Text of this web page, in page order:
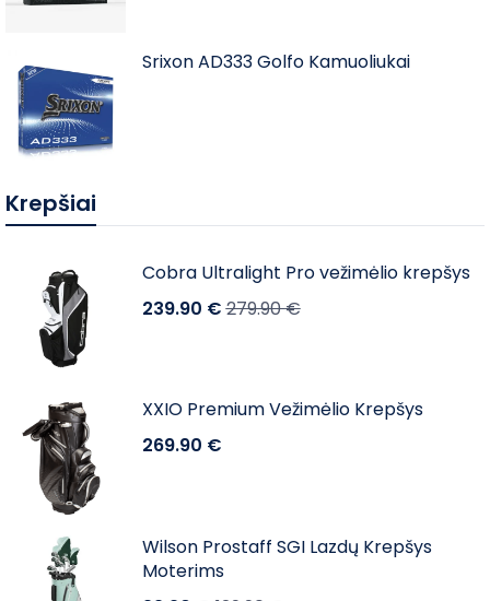
Srixon AD333 Golfo Kamuoliukai
Krepšiai
Cobra Ultralight Pro vežimėlio krepšys
239.90 €279.90€
XXIO Premium Vežimėlio Krepšys
269.90 €
Wilson Prostaff SGI Lazdų Krepšys
Moterims